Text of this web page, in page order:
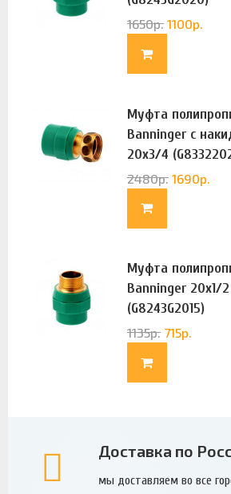
1650р. 1100р.
Муфта
Banninger с
20х3/4
2480р. 1690р.
Муфта
Banninger 20х1/
(G8243G2015)
1135р. 715р.
Доставка по
мы доставляем во все